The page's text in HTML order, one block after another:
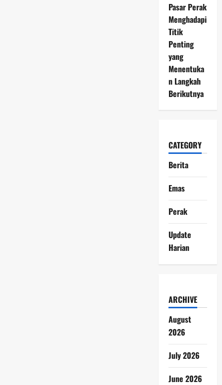
Pasar Perak
Menghadapi
Titik
Penting
yang
Menentuka
n Langkah
Berikutnya
CATEGORY
Berita
Emas
Perak
Update
Harian
ARCHIVE
August
2026
July 2026
June 2026